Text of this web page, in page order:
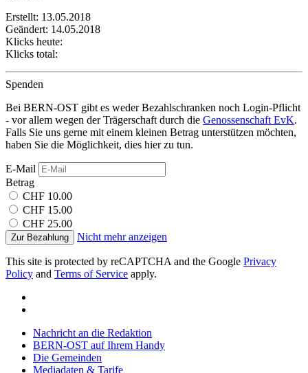
Erstellt: 13.05.2018
Geändert: 14.05.2018
Klicks heute:
Klicks total:
Spenden
Bei BERN-OST gibt es weder Bezahlschranken noch Login-Pflicht
- vor allem wegen der Trägerschaft durch die Genossenschaft EvK.
Falls Sie uns gerne mit einem kleinen Betrag unterstützen möchten,
haben Sie die Möglichkeit, dies hier zu tun.
E-Mail
Betrag
CHF 10.00
CHF 15.00
CHF 25.00
Zur Bezahlung Nicht mehr anzeigen
This site is protected by reCAPTCHA and the Google Privacy
Policy and Terms of Service apply.
Nachricht an die Redaktion
BERN-OST auf Ihrem Handy
Die Gemeinden
Mediadaten & Tarife